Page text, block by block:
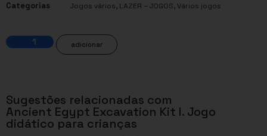
Categorias
Jogos vários, LAZER – JOGOS,Vários jogos
adicionar
Sugestões relacionadas com
Ancient Egypt Excavation Kit I. Jogo
didático para crianças